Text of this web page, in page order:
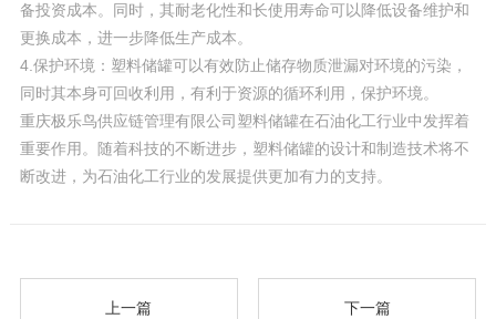
备投资成本。同时，其耐老化性和长使用寿命可以降低设备维护和
更换成本，进一步降低生产成本。
4.保护环境：塑料储罐可以有效防止储存物质泄漏对环境的污染，
同时其本身可回收利用，有利于资源的循环利用，保护环境。
重庆极乐鸟供应链管理有限公司塑料储罐在石油化工行业中发挥着
重要作用。随着科技的不断进步，塑料储罐的设计和制造技术将不
断改进，为石油化工行业的发展提供更加有力的支持。
上一篇 下一篇